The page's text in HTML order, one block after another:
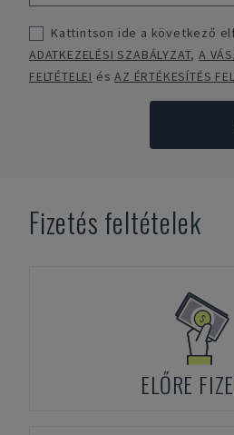
Kattintson ide a következő
ADATKEZELÉSI SZABÁLYZAT,A
FELTÉTELEI ésAZ ÉRTÉKESÍTÉS
Fizetés feltételek
ELŐRE